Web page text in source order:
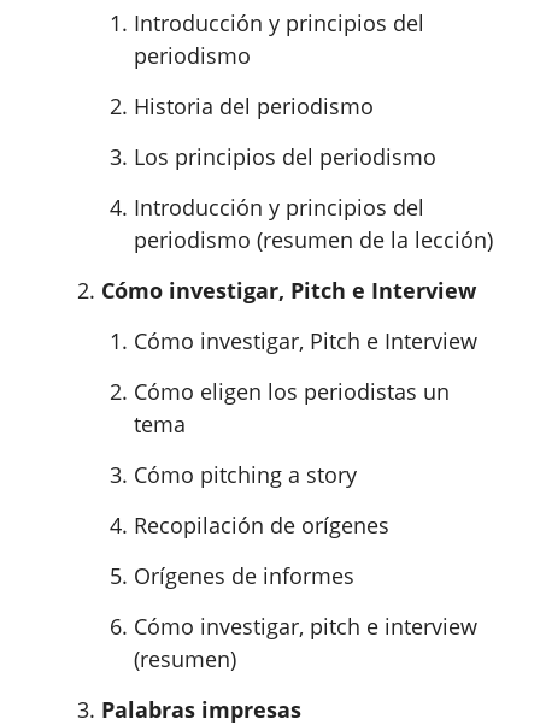
Introducción y principios del
periodismo
Historia del periodismo
Los principios del periodismo
Introducción y principios del
periodismo (resumen de la lección)
Cómo investigar, Pitch e Interview
Cómo investigar, Pitch e Interview
Cómo eligen los periodistas un
tema
Cómo pitching a story
Recopilación de orígenes
Orígenes de informes
Cómo investigar, pitch e interview
(resumen)
Palabras impresas